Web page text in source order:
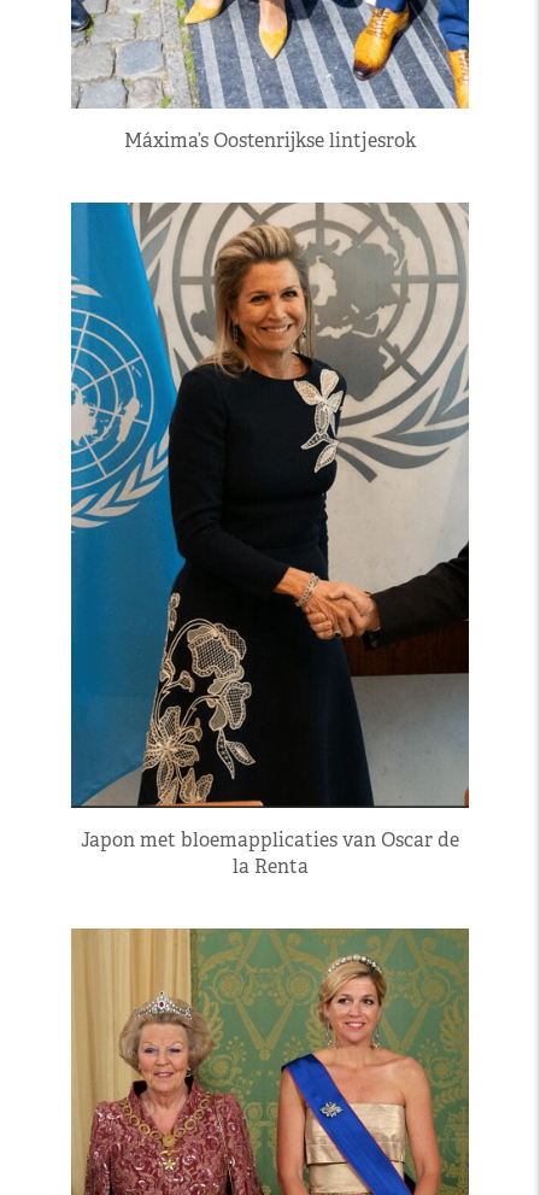
Máxima’s Oostenrijkse lintjesrok
Japon met bloemapplicaties van Oscar de
la Renta